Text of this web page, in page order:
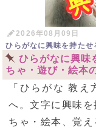
2026年08月09日
ひらがなに興味を持たせ
ひらがなに興味
ちゃ・遊び・絵本
「ひらがな 教
へ。文字に興味
ちゃ・絵本、覚